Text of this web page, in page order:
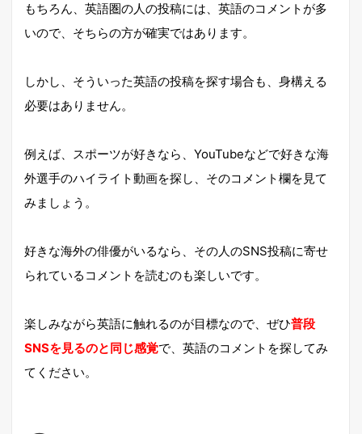
もちろん、英語圏の人の投稿には、英語のコメントが多
いので、そちらの方が確実ではあります。
しかし、そういった英語の投稿を探す場合も、身構える
必要はありません。
例えば、スポーツが好きなら、YouTubeなどで好きな海
外選手のハイライト動画を探し、そのコメント欄を見て
みましょう。
好きな海外の俳優がいるなら、その人のSNS投稿に寄せ
られているコメントを読むのも楽しいです。
楽しみながら英語に触れるのが目標なので、ぜひ普段
SNSを見るのと同じ感覚で、英語のコメントを探してみ
てください。